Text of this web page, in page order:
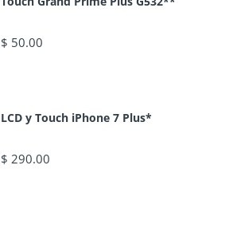
$ 50.00
LCD y Touch iPhone 7 Plus*
$ 290.00